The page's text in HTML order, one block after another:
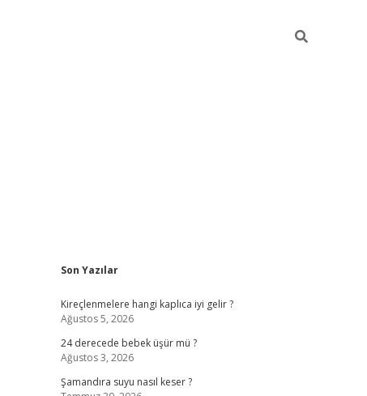
Sidebar
Son Yazılar
Kireçlenmelere hangi kaplıca iyi gelir ?
Ağustos 5, 2026
24 derecede bebek üşür mü ?
Ağustos 3, 2026
Şamandıra suyu nasıl keser ?